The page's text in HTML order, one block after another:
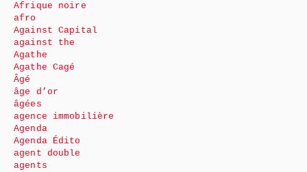
Afrique noire
afro
Against Capital
against the
Agathe
Agathe Cagé
Âgé
âge d’or
âgées
agence immobilière
Agenda
Agenda Édito
agent double
agents